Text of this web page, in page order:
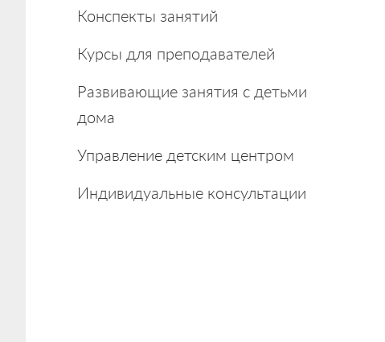
Конспекты занятий
Курсы для преподавателей
Развивающие занятия с детьми
дома
Управление детским центром
Индивидуальные консультации